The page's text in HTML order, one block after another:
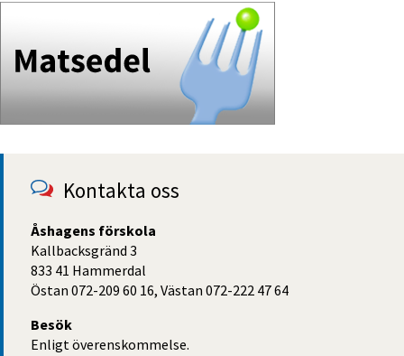
Kontakta oss
Åshagens förskola
Kallbacksgränd 3
833 41 Hammerdal
Östan 072-209 60 16, Västan 072-222 47 64
Besök
Enligt överenskommelse.